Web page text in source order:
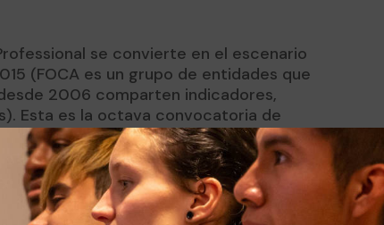
se convierte en el escenario
(FOCA es un grupo de entidades que
2006 comparten indicadores,
Esta es la octava convocatoria de
«Organizaciones con futuro, EFQM
se llevaran a cabo diversas